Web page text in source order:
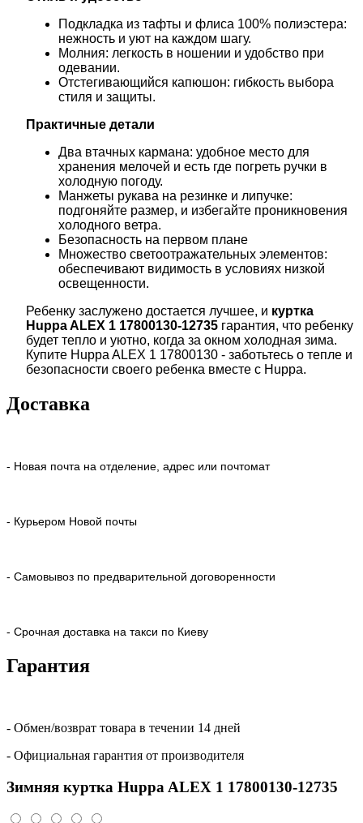
Подкладка из тафты и флиса 100% полиэстера:
нежность и уют на каждом шагу.
Молния: легкость в ношении и удобство при
одевании.
Отстегивающийся капюшон: гибкость выбора
стиля и защиты.
Практичные детали
Два втачных кармана: удобное место для
хранения мелочей и есть где погреть ручки в
холодную погоду.
Манжеты рукава на резинке и липучке:
подгоняйте размер, и избегайте проникновения
холодного ветра.
Безопасность на первом плане
Множество светоотражательных элементов:
обеспечивают видимость в условиях низкой
освещенности.
Ребенку заслужено достается лучшее, и куртка
Huppa ALEX 1 17800130-12735 гарантия, что ребенку
будет тепло и уютно, когда за окном холодная зима.
Купите Huppa ALEX 1 17800130 - заботьтесь о тепле и
безопасности своего ребенка вместе с Huppa.
Доставка
- Новая почта на отделение, адрес или почтомат
- Курьером Новой почты
- Самовывоз по предварительной договоренности
- Срочная доставка на такси по Киеву
Гарантия
- Обмен/возврат товара в течении 14 дней
- Официальная гарантия от производителя
Зимняя куртка Huppa ALEX 1 17800130-12735